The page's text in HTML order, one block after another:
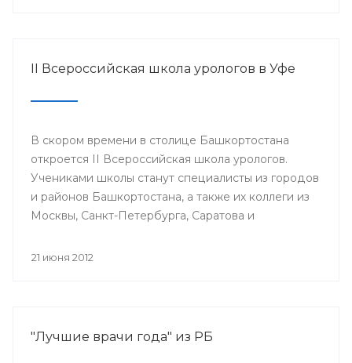
II Всероссийская школа урологов в Уфе
В скором времени в столице Башкортостана
откроется II Всероссийская школа урологов.
Учениками школы станут специалисты из городов
и районов Башкортостана, а также их коллеги из
Москвы, Санкт-Петербурга, Саратова и
21 июня 2012
"Лучшие врачи года" из РБ